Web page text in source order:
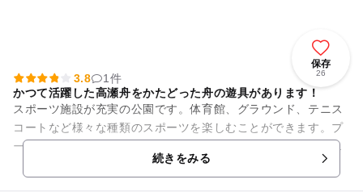
保存
26
3.8
1件
かつて活躍した高瀬舟をかたどった舟の遊具があります！
スポーツ施設が充実の公園です。体育館、グラウンド、テニス
コートなど様々な種類のスポーツを楽しむことができます。プ
ールは温水プールで、全天候開閉式になっており、晴れている
日には側面が開いて、開放的...続きをみる